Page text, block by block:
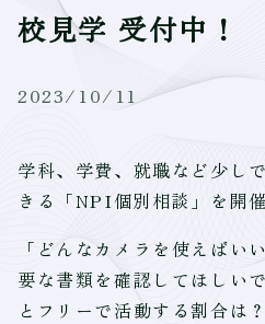
校見学 受付中！
2023/10/11
学科、学費、就職など少し
きる「NPI個別相談」を開催
「どんなカメラを使えばい
要な書類を確認してほしい
とフリーで活動する割合は